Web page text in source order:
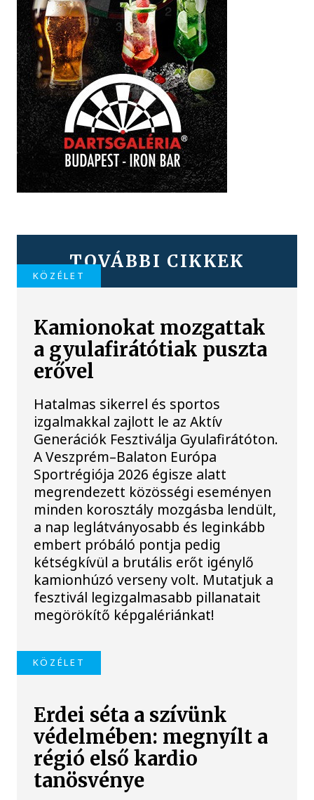
TOVÁBBI CIKKEK
KÖZÉLET
Kamionokat mozgattak
a gyulafirátótiak puszta
erővel
Hatalmas sikerrel és sportos
izgalmakkal zajlott le az Aktív
Generációk Fesztiválja Gyulafirátóton.
A Veszprém–Balaton Európa
Sportrégiója 2026 égisze alatt
megrendezett közösségi eseményen
minden korosztály mozgásba lendült,
a nap leglátványosabb és leginkább
embert próbáló pontja pedig
kétségkívül a brutális erőt igénylő
kamionhúzó verseny volt. Mutatjuk a
fesztivál legizgalmasabb pillanatait
megörökítő képgalériánkat!
KÖZÉLET
Erdei séta a szívünk
védelmében: megnyílt a
régió első kardio
tanösvénye